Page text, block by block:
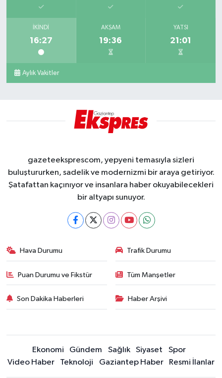
İKINDI
16:27
AKŞAM
19:36
YATSI
21:01
Aylık Vakitler
gazeteeksprescom, yepyeni temasıyla sizleri
buluştururken, sadelik ve modernizmi bir araya getiriyor.
Şatafattan kaçınıyor ve insanlara haber okuyabilecekleri
bir altyapı sunuyor.
Hava Durumu Trafik Durumu
Puan Durumu ve Fikstür Tüm Manşetler
Son Dakika Haberleri Haber Arşivi
Ekonomi Gündem Sağlık Siyaset
Spor
Video Haber
Teknoloji Gaziantep Haber Resmi İlanlar